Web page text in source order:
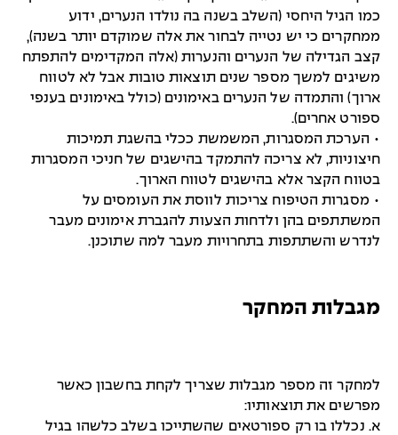
כמו הגיל היחסי (השלב בשנה בה נולדו הנערים, ידוע
ממחקרים כי יש נטייה לבחור את אלה שמוקדם יותר בשנה),
קצב הגדילה של הנערים והנערות (אלה המקדימים להתפתח
משיגים למשך מספר שנים תוצאות טובות אבל לא לטווח
ארוך) והתמדה של הנערים באימונים (כולל באימונים בענפי
ספורט אחרים).
• הערכת המסגרות, המשמשת ככלי בהשגת תמיכות
חיצוניות, לא צריכה להתמקד בהישגים של חניכי המסגרות
בטווח הקצר אלא בהישגים לטווח הארוך.
• מסגרות הטיפוח צריכות לווסת את העומסים על
המשתתפים בהן ולדחות הצעות להגברת אימונים מעבר
לנדרש והשתתפות בתחרויות מעבר למה שתוכנן.
מגבלות המחקר
למחקר זה מספר מגבלות שצריך לקחת בחשבון כאשר
מפרשים את תוצאותיו:
א. נכללו בו רק ספורטאים שהשתייכו בשלב כלשהו בגיל